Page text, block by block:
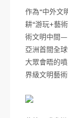
作為“中外文
耕“游玩+藝
術文明中間
亞洲首間全
大眾會晤的
界級文明藝術